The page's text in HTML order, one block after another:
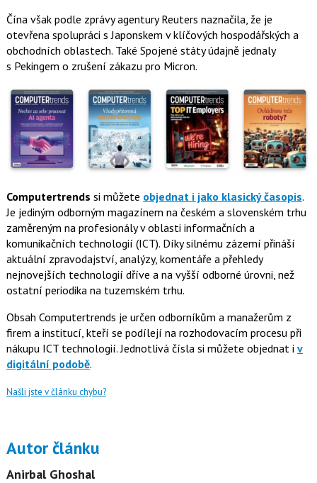
Čína však podle zprávy agentury Reuters naznačila, že je
otevřena spolupráci s Japonskem v klíčových hospodářských a
obchodních oblastech. Také Spojené státy údajně jednaly
s Pekingem o zrušení zákazu pro Micron.
Computertrends si můžete objednat i jako klasický časopis.
Je jediným odborným magazínem na českém a slovenském trhu
zaměreným na profesionály v oblasti informačních a
komunikačních technologií (ICT). Díky silnému zázemí přináší
aktuální zpravodajství, analýzy, komentáře a přehledy
nejnovejších technologií dříve a na vyšší odborné úrovni, než
ostatní periodika na tuzemském trhu.
Obsah Computertrends je určen odborníkům a manažerům z
firem a institucí, kteří se podílejí na rozhodovacím procesu při
nákupu ICT technologií. Jednotlivá čísla si můžete objednat i v
digitální podobě.
Našli jste v článku chybu?
Autor článku
Anirbal Ghoshal